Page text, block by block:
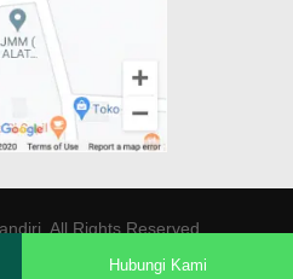
. All Rights Reserved.
Hubungi Kami